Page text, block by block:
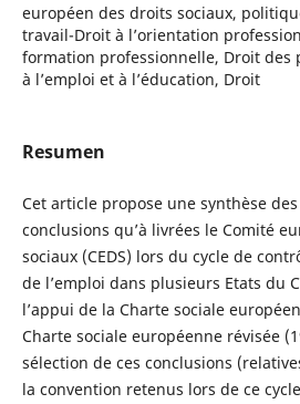
européen des droits sociaux,
travail-Droit à l’orientation
formation professionnelle, Droit des
à l’emploi et à l’éducation, Droit
Resumen
Cet article propose une synthèse
conclusions qu’à livrées le Comité
sociaux (CEDS) lors du cycle de
de l’emploi dans plusieurs Etats du
l’appui de la Charte sociale
Charte sociale européenne révisée
sélection de ces conclusions
la convention retenus lors de ce